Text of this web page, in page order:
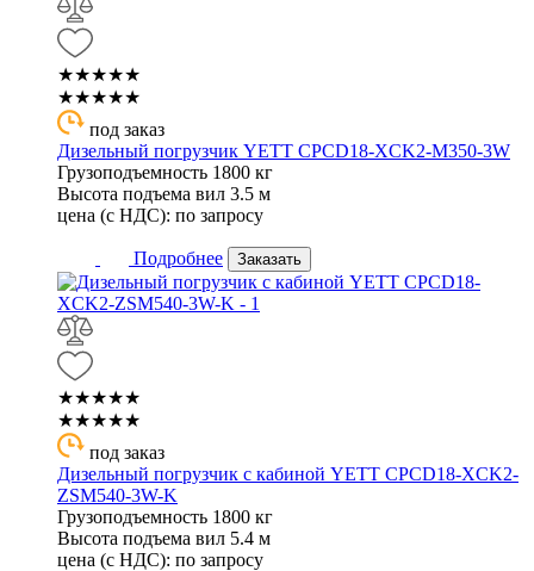
★★★★★
★★★★★
под заказ
Дизельный погрузчик YETT CPCD18-XCK2-M350-3W
Грузоподъемность 1800 кг
Высота подъема вил 3.5 м
цена (с НДС): по запросу
Подробнее Заказать
★★★★★
★★★★★
под заказ
Дизельный погрузчик с кабиной YETT CPCD18-XCK2-
ZSM540-3W-K
Грузоподъемность 1800 кг
Высота подъема вил 5.4 м
цена (с НДС): по запросу